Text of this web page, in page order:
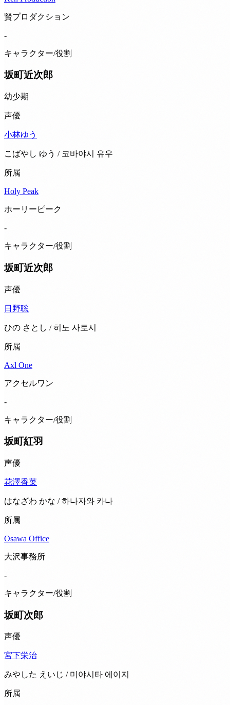
賢プロダクション
-
キャラクター/役割
坂町近次郎
幼少期
声優
小林ゆう
こばやし ゆう / 코바야시 유우
所属
Holy Peak
ホーリーピーク
-
キャラクター/役割
坂町近次郎
声優
日野聡
ひの さとし / 히노 사토시
所属
Axl One
アクセルワン
-
キャラクター/役割
坂町紅羽
声優
花澤香菜
はなざわ かな / 하나자와 카나
所属
Osawa Office
大沢事務所
-
キャラクター/役割
坂町次郎
声優
宮下栄治
みやした えいじ / 미야시타 에이지
所属